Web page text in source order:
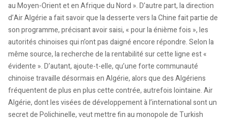
au Moyen-Orient et en Afrique du Nord ». D’autre part, la direction
d’Air Algérie a fait savoir que la desserte vers la Chine fait partie de
son programme, précisant avoir saisi, « pour la énième fois », les
autorités chinoises qui n’ont pas daigné encore répondre. Selon la
même source, la recherche de la rentabilité sur cette ligne est «
évidente ». D’autant, ajoute-t-elle, qu’une forte communauté
chinoise travaille désormais en Algérie, alors que des Algériens
fréquentent de plus en plus cette contrée, autrefois lointaine. Air
Algérie, dont les visées de développement à l’international sont un
secret de Polichinelle, veut mettre fin au monopole de Turkish